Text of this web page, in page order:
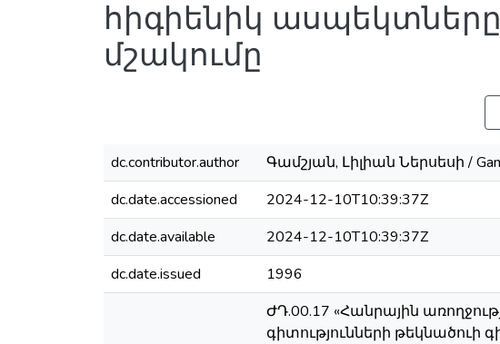
հիգիենիկ
մշակումը
dc.contributor.author
Գամշյան, Լիլիան Ներսեսի /
dc.date.accessioned
2024-12-10T10:39:37Z
dc.date.available
2024-12-10T10:39:37Z
dc.date.issued
1996
ԺԴ.00.17 «Հանրային
գիտությունների